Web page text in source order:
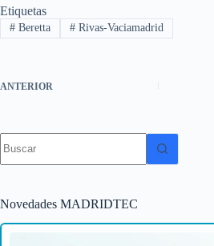
Etiquetas
#Beretta #Rivas-Vaciamadrid
ANTERIOR
resultados
Novedades MADRIDTEC